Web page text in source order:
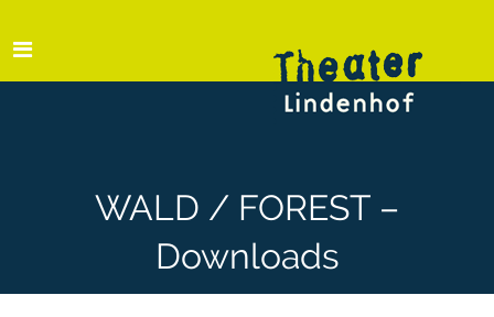
WALD / FOREST –
Downloads